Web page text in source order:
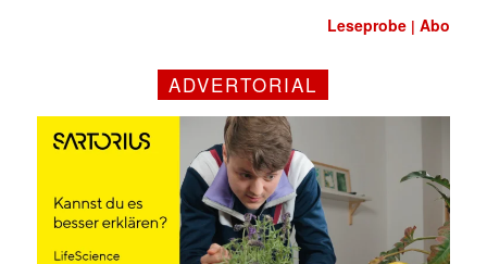
Mit dem |transkript-Newsletter
jede Woche aktuell informiert.
E-
Leseprobe |Abo
ADVERTORIAL